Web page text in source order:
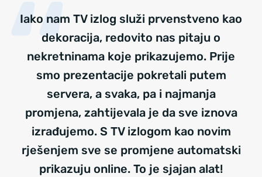
Iako nam TV izlog služi prvenstveno kao
dekoracija, redovito nas pitaju o
nekretninama koje prikazujemo. Prije
smo prezentacije pokretali putem
servera, a svaka, pa i najmanja
promjena, zahtijevala je da sve iznova
izrađujemo. S TV izlogom kao novim
rješenjem sve se promjene automatski
prikazuju online. To je sjajan alat!